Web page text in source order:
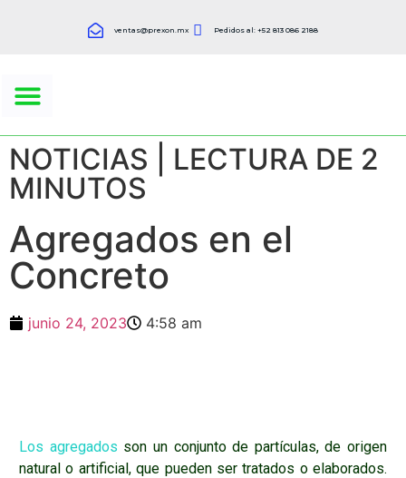
ventas@prexon.mx Pedidos al: +52 813 086 2188
NOTICIAS | LECTURA DE 2
MINUTOS
Agregados en el
Concreto
junio 24, 2023 4:58 am
Los agregados son un conjunto de partículas, de origen
natural o artificial, que pueden ser tratados o elaborados.